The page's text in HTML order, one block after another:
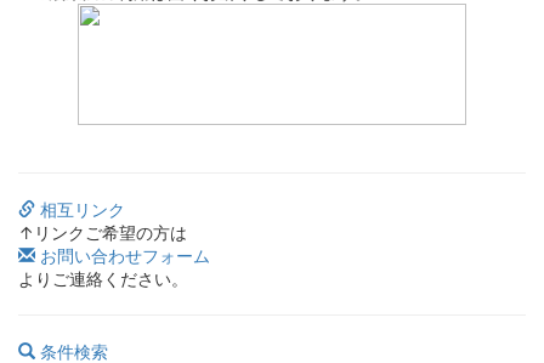
相互リンク
↑リンクご希望の方は
お問い合わせフォーム
よりご連絡ください。
条件検索